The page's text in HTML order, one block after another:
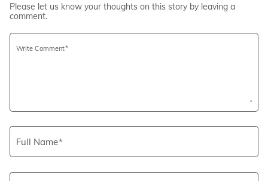
Please let us know your thoughts on this story by leaving a
comment.
Write Comment
Full Name